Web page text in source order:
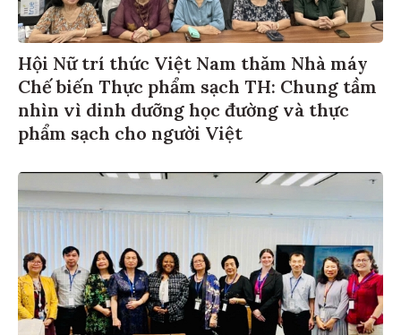
Hội Nữ trí thức Việt Nam thăm Nhà máy
Chế biến Thực phẩm sạch TH: Chung tầm
nhìn vì dinh dưỡng học đường và thực
phẩm sạch cho người Việt